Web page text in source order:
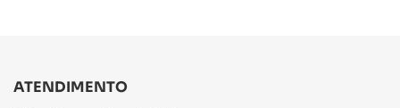
ATENDIMENTO